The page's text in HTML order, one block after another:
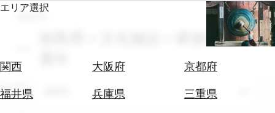
エリア選択
関西 大阪府
京都府
福井県
兵庫県
三重県
エ
券
search
徳島県 × 文化施設 × 家族旅行 ×
エリア